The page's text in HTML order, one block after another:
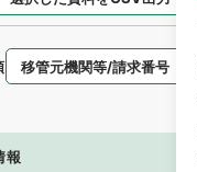
報